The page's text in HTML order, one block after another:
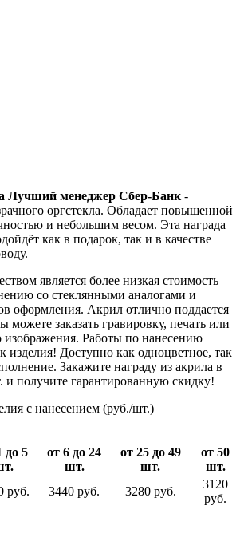
Лучший менеджер Сбер-Банк -
оргстекла. Обладает повышенной
и небольшим весом. Эта награда
как в подарок, так и в качестве
является более низкая стоимость
со стеклянными аналогами и
оформления. Акрил отлично поддается
можете заказать гравировку, печать или
изображения. Работы по нанесению
Доступно как одноцветное, так
Закажите награду из акрила в
и получите гарантированную скидку!
с нанесением (руб./шт.)
до 5
от 6 до 24
шт.
от 25 до 49
шт.
от 50
шт.
руб. 3440 руб. 3280 руб.
3120
руб.